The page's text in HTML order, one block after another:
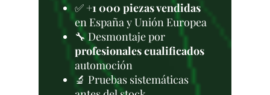
✅+1 000 piezas vendidas
en España y Unión Europea
🔧 Desmontaje por
profesionales cualificados
automoción
🔬 Pruebas sistemáticas